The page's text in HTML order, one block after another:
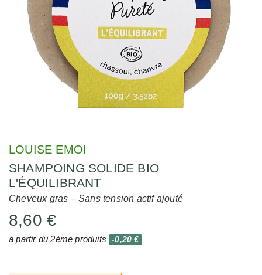
LOUISE EMOI
SHAMPOING SOLIDE BIO
L'ÉQUILIBRANT
Cheveux gras – Sans tension actif ajouté
8,60 €
à partir du 2ème produits -0,20 €